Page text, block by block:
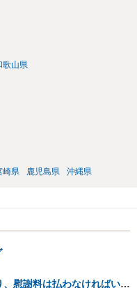
歌山県
崎県 鹿児島県 沖縄県
不倫相手からの脅迫、暴力あり、慰謝料は払わなければいけませんか